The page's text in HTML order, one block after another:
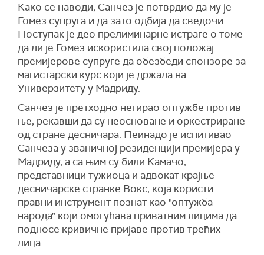
Како се наводи, Санчез је потврдио да му је
Гомез супруга и да зато одбија да сведочи.
Поступак је део прелиминарне истраге о томе
да ли је Гомез искористила свој положај
премијерове супруге да обезбеди спонзоре за
магистарски курс који је држала на
Универзитету у Мадриду.
Санчез је претходно негирао оптужбе против
ње, рекавши да су неосноване и оркестриране
од стране десничара. Пеинадо је испитивао
Санчеза у званичној резиденцији премијера у
Мадриду, а са њим су били Камачо,
представници тужиоца и адвокат крајње
десничарске странке Вокс, која користи
правни инструмент познат као "оптужба
народа" који омогућава приватним лицима да
подносе кривичне пријаве против трећих
лица.